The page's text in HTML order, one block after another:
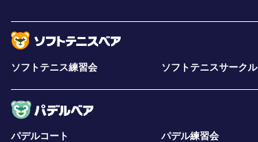
ソフトテニス練習会 ソフトテニスサークル
パデルコート パデル練習会